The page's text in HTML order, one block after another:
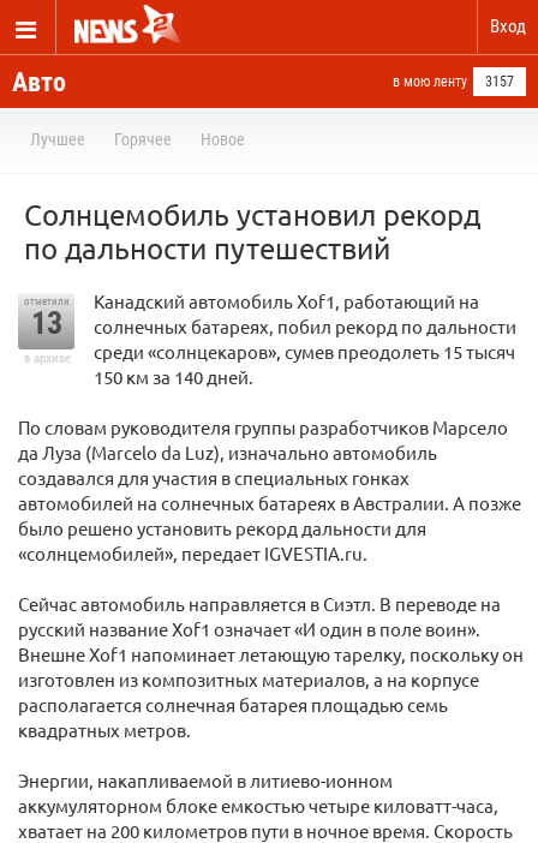
Вход
Авто в мою ленту 3157
Лучшее Горячее Новое
Солнцемобиль установил рекорд
по дальности путешествий
отметили
13
в архиве
Канадский автомобиль Xof1, работающий на
солнечных батареях, побил рекорд по дальности
среди «солнцекаров», сумев преодолеть 15 тысяч
150 км за 140 дней.
По словам руководителя группы разработчиков Марсело
да Луза (Marcelo da Luz), изначально автомобиль
создавался для участия в специальных гонках
автомобилей на солнечных батареях в Австралии. А позже
было решено установить рекорд дальности для
«солнцемобилей», передает IGVESTIA.ru.
Сейчас автомобиль направляется в Сиэтл. В переводе на
русский название Xof1 означает «И один в поле воин».
Внешне Xof1 напоминает летающую тарелку, поскольку он
изготовлен из композитных материалов, а на корпусе
располагается солнечная батарея площадью семь
квадратных метров.
Энергии, накапливаемой в литиево-ионном
аккумуляторном блоке емкостью четыре киловатт-часа,
хватает на 200 километров пути в ночное время. Скорость